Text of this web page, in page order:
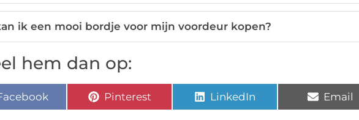
ik een mooi bordje voor mijn voordeur kopen?
hem dan op:
Pinterest LinkedIn Email